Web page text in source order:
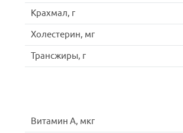
Крахмал, г
Холестерин, мг
Трансжиры, г
Витамин A, мкг